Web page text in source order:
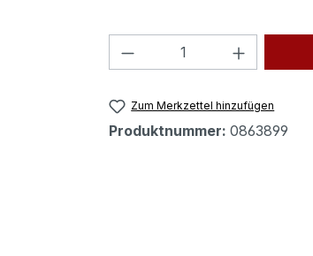
Produkt Anzahl:
Zum Merkzettel hinzufügen
Produktnummer: 0863899